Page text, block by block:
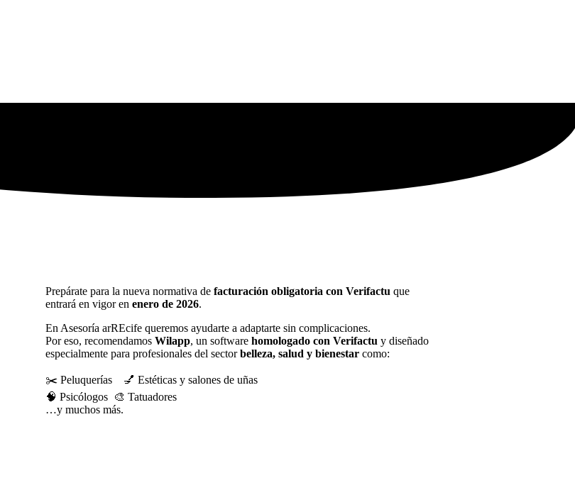
Prepárate para la nueva normativa de facturación obligatoria con Verifactu que
entrará en vigor en enero de 2026.
En Asesoría arREcife queremos ayudarte a adaptarte sin complicaciones.
Por eso, recomendamos Wilapp, un software homologado con Verifactu y diseñado
especialmente para profesionales del sectorbelleza, salud y bienestar como:
✂️ Peluquerías 💅 Estéticas y salones de uñas
🧠 Psicólogos 🎨 Tatuadores
…y muchos más.